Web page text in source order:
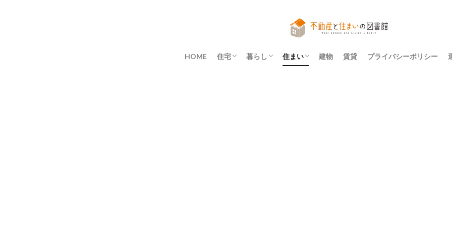
HOME 住宅 暮らし 住まい 建物 賃貸 プライバシーポリシー